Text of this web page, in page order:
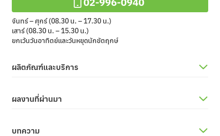
จันทร์ – ศุกร์ (08.30 น. – 17.30 น.)
เสาร์ (08.30 น. – 15.30 น.)
ยกเว้นวันอาทิตย์และวันหยุดนักขัตฤกษ์
ผลิตภัณฑ์และบริการ
ผลงานที่ผ่านมา
บทความ